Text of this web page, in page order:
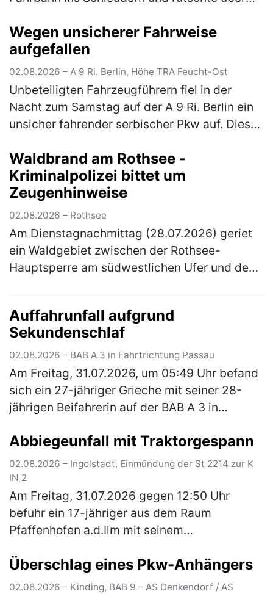
einem auf dem rechte… (mehr)
Wegen unsicherer Fahrweise
aufgefallen
02.08.2026 – A 9 Ri. Berlin, Höhe TRA Feucht-Ost
Unbeteiligten Fahrzeugführern fiel in der
Nacht zum Samstag auf der A 9 Ri. Berlin ein
unsicher fahrender serbischer Pkw auf. Dieser
Rastanlage Feucht Ost einer Ko…
Waldbrand am Rothsee -
Kriminalpolizei bittet um
Zeugenhinweise
02.08.2026 – Rothsee
Am Dienstagnachmittag (28.07.2026) geriet
ein Waldgebiet zwischen der Rothsee-
Hauptsperre am südwestlichen Ufer und dem
Ermittlungen zu… (mehr)
Auffahrunfall aufgrund
Sekundenschlaf
02.08.2026 – BAB A 3 in Fahrtrichtung Passau
Am Freitag, 31.07.2026, um 05:49 Uhr befand
sich ein 27-jähriger Grieche mit seiner 28-
jährigen Beifahrerin auf der BAB A 3 in
der Anschlussstelle Wörth-O…(mehr)
Abbiegeunfall mit Traktorgespann
02.08.2026 – Ingolstadt, Einmündung der St 2214 zur K
IN 2
Am Freitag, 31.07.2026 gegen 12:50 Uhr
befuhr ein 17-jähriger aus dem Raum
Pfaffenhofen a.d.Ilm mit seinem
und zwei Anhänger, die Staatsstraße 2214
von Irgert…(mehr)
Überschlag eines Pkw-Anhängers
02.08.2026 – Kinding, BAB 9 – AS Denkendorf / AS